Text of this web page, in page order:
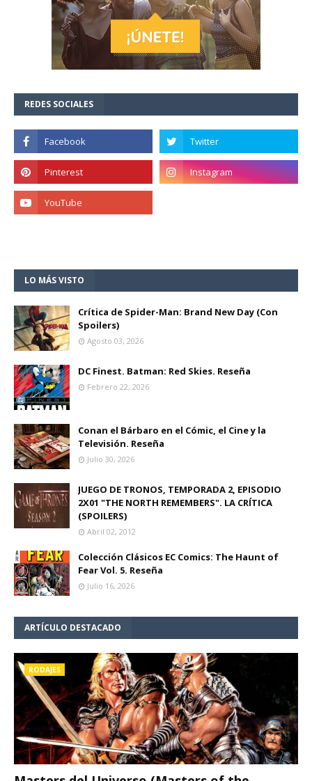
REDES SOCIALES
LO MÁS VISTO
Crítica de Spider-Man: Brand New Day (Con
Spoilers)
Agosto 03, 2026
DC Finest. Batman: Red Skies. Reseña
Febrero 22, 2026
Conan el Bárbaro en el Cómic, el Cine y la
Televisión. Reseña
Julio 30, 2026
JUEGO DE TRONOS, TEMPORADA 2, EPISODIO
2X01 "THE NORTH REMEMBERS". LA CRÍTICA
(SPOILERS)
Abril 02, 2012
Colección Clásicos EC Comics: The Haunt of
Fear Vol. 5. Reseña
Julio 16, 2026
ARTÍCULO DESTACADO
RODAJES